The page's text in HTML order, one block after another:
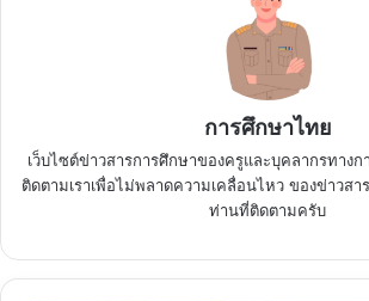
การศึกษาไทย
เว็บไซต์ข่าวสารการศึกษาของครูและบุคลากรทาง
ติดตามเราเพื่อไม่พลาดความเคลื่อนไหว ของข่าวส
ท่านที่ติดตามครับ